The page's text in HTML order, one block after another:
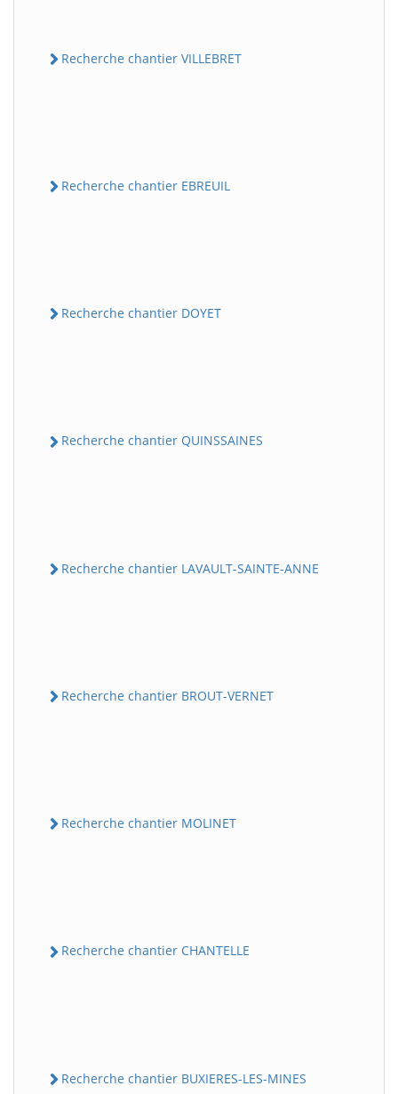
Recherche chantier VILLEBRET
Recherche chantier EBREUIL
Recherche chantier DOYET
Recherche chantier QUINSSAINES
Recherche chantier LAVAULT-SAINTE-ANNE
Recherche chantier BROUT-VERNET
Recherche chantier MOLINET
Recherche chantier CHANTELLE
Recherche chantier BUXIERES-LES-MINES